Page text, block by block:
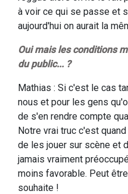
à voir ce qui se passe et
aujourd'hui on aurait la
Oui mais les conditions
du public... ?
Mathias : Si c'est le cas
nous et pour les gens
de s'en rendre compte
Notre vrai truc c'est
de les jouer sur scène et
jamais vraiment
moins favorable. Peut
souhaite !